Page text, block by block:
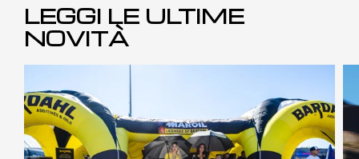
LEGGI LE ULTIME
NOVITÀ